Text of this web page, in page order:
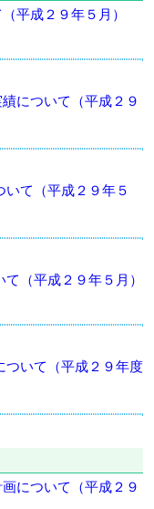
平成２９年５月）
について（平成２９
て（平成２９年５
（平成２９年５月）
ついて（平成２９年度
について（平成２９